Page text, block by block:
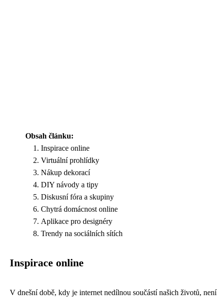
Obsah článku:
Inspirace online
Virtuální prohlídky
Nákup dekorací
DIY návody a tipy
Diskusní fóra a skupiny
Chytrá domácnost online
Aplikace pro designéry
Trendy na sociálních sítích
Inspirace online
V dnešní době, kdy je internet nedílnou součástí našich životů, není